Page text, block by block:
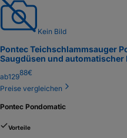
Kein Bild
Pontec Teichschlammsauger
Saugdüsen und automatischer
ab12988€
Preise vergleichen
Pontec Pondomatic
Vorteile